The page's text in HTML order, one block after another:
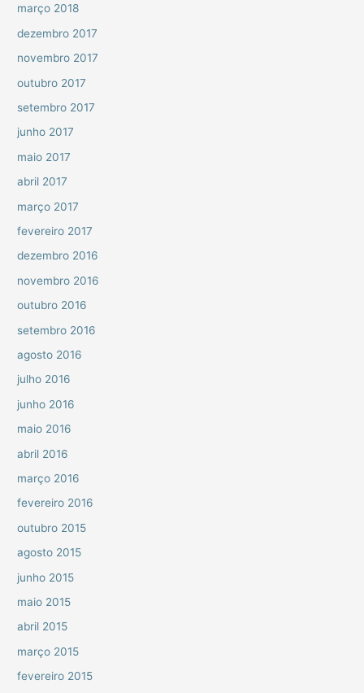
março 2018
dezembro 2017
novembro 2017
outubro 2017
setembro 2017
junho 2017
maio 2017
abril 2017
março 2017
fevereiro 2017
dezembro 2016
novembro 2016
outubro 2016
setembro 2016
agosto 2016
julho 2016
junho 2016
maio 2016
abril 2016
março 2016
fevereiro 2016
outubro 2015
agosto 2015
junho 2015
maio 2015
abril 2015
março 2015
fevereiro 2015